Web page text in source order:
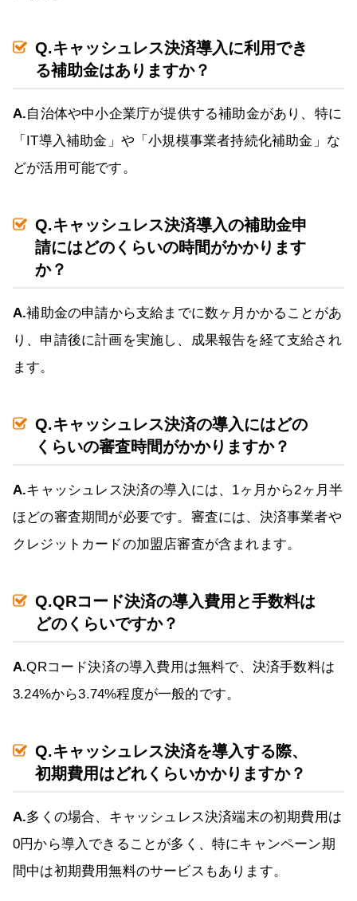
Q.キャッシュレス決済導入に利用でき
る補助金はありますか？
A.自治体や中小企業庁が提供する補助金があり、特に
「IT導入補助金」や「小規模事業者持続化補助金」な
どが活用可能です。
Q.キャッシュレス決済導入の補助金申
請にはどのくらいの時間がかかります
か？
A.補助金の申請から支給までに数ヶ月かかることがあ
り、申請後に計画を実施し、成果報告を経て支給され
ます。
Q.キャッシュレス決済の導入にはどの
くらいの審査時間がかかりますか？
A.キャッシュレス決済の導入には、1ヶ月から2ヶ月半
ほどの審査期間が必要です。審査には、決済事業者や
クレジットカードの加盟店審査が含まれます。
Q.QRコード決済の導入費用と手数料は
どのくらいですか？
A.QRコード決済の導入費用は無料で、決済手数料は
3.24%から3.74%程度が一般的です。
Q.キャッシュレス決済を導入する際、
初期費用はどれくらいかかりますか？
A.多くの場合、キャッシュレス決済端末の初期費用は
0円から導入できることが多く、特にキャンペーン期
間中は初期費用無料のサービスもあります。